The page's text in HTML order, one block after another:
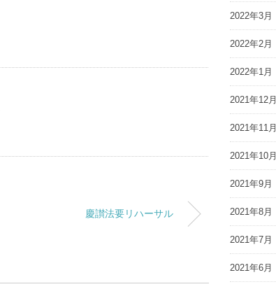
慶讃法要リハーサル
2022年3月
2022年2月
2022年1月
2021年12月
2021年11月
2021年10月
2021年9月
2021年8月
2021年7月
2021年6月